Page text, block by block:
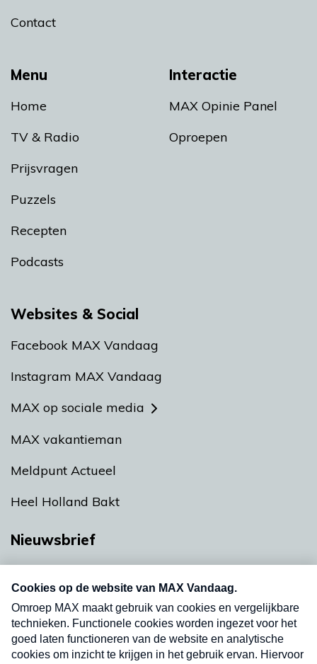
Menu
Home
TV & Radio
Prijsvragen
Puzzels
Recepten
Podcasts
Interactie
MAX Opinie Panel
Oproepen
Contact
Websites & Social
Facebook MAX Vandaag
Instagram MAX Vandaag
MAX op sociale media
MAX vakantieman
Meldpunt Actueel
Heel Holland Bakt
Nieuwsbrief
nieuwsbrief. Elke vrijdag- en dinsdagochtend in
uw mailbox.
Verzend